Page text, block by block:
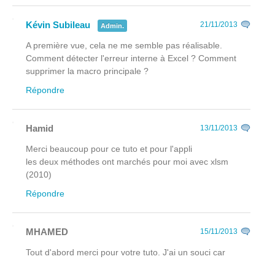
Kévin Subileau Admin. 21/11/2013
A première vue, cela ne me semble pas réalisable.
Comment détecter l'erreur interne à Excel ? Comment
supprimer la macro principale ?
Répondre
Hamid 13/11/2013
Merci beaucoup pour ce tuto et pour l'appli
les deux méthodes ont marchés pour moi avec xlsm
(2010)
Répondre
MHAMED 15/11/2013
Tout d'abord merci pour votre tuto. J'ai un souci car